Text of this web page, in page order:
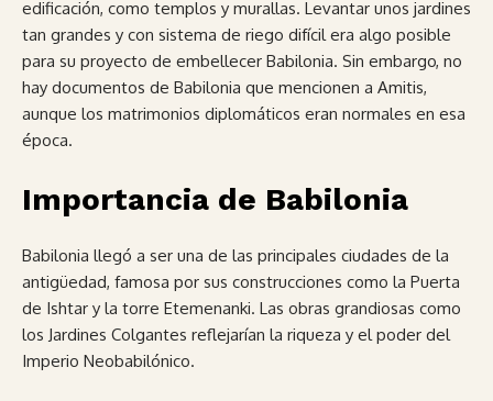
edificación, como templos y murallas. Levantar unos jardines
tan grandes y con sistema de riego difícil era algo posible
para su proyecto de embellecer Babilonia. Sin embargo, no
hay documentos de Babilonia que mencionen a Amitis,
aunque los matrimonios diplomáticos eran normales en esa
época.
Importancia de Babilonia
Babilonia llegó a ser una de las principales ciudades de la
antigüedad, famosa por sus construcciones como la Puerta
de Ishtar y la torre Etemenanki. Las obras grandiosas como
los Jardines Colgantes reflejarían la riqueza y el poder del
Imperio Neobabilónico.